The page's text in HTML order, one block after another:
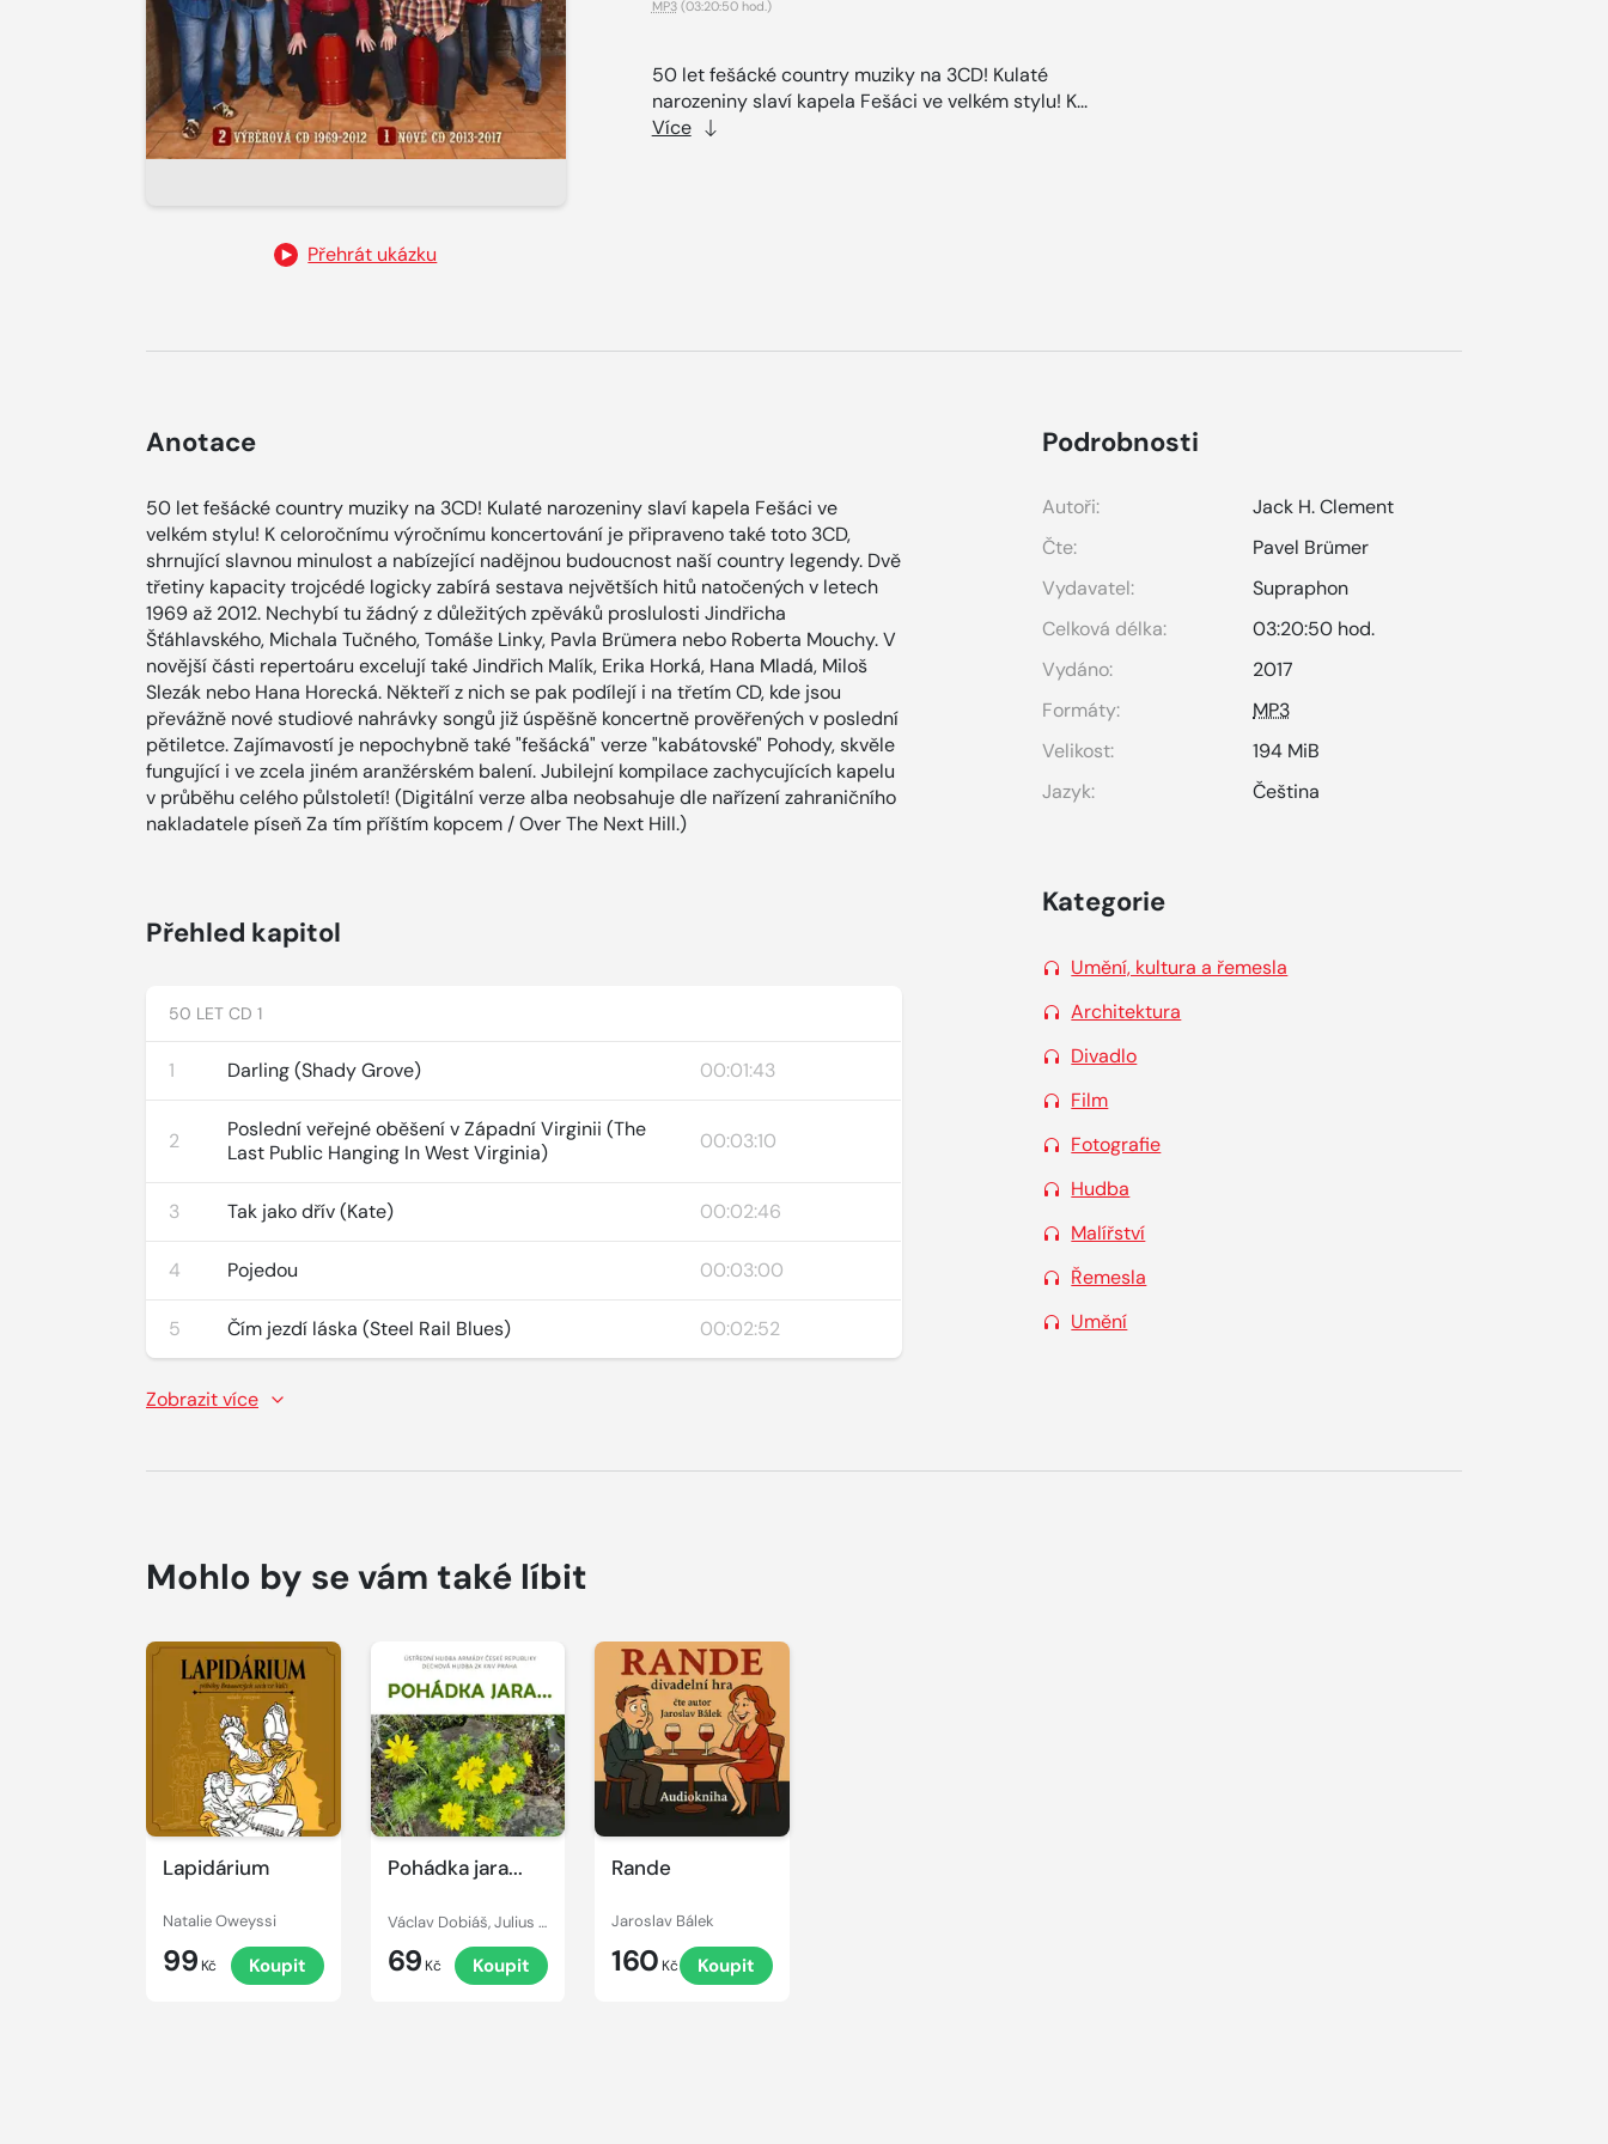
Přehrát ukázku
MP3(03:20:50 hod.)
50 let fešácké country muziky na 3CD! Kulaté
narozeniny slaví kapela Fešáci ve velkém stylu! K...
Více
Anotace
50 let fešácké country muziky na 3CD! Kulaté narozeniny slaví kapela Fešáci ve
velkém stylu! K celoročnímu výročnímu koncertování je připraveno také toto 3CD,
shrnující slavnou minulost a nabízející nadějnou budoucnost naší country legendy. Dvě
třetiny kapacity trojcédé logicky zabírá sestava největších hitů natočených v letech
1969 až 2012. Nechybí tu žádný z důležitých zpěváků proslulosti Jindřicha
Šťáhlavského, Michala Tučného, Tomáše Linky, Pavla Brümera nebo Roberta Mouchy. V
novější části repertoáru excelují také Jindřich Malík, Erika Horká, Hana Mladá, Miloš
Slezák nebo Hana Horecká. Někteří z nich se pak podílejí i na třetím CD, kde jsou
převážně nové studiové nahrávky songů již úspěšně koncertně prověřených v poslední
pětiletce. Zajímavostí je nepochybně také "fešácká" verze "kabátovské" Pohody, skvěle
fungující i ve zcela jiném aranžérském balení. Jubilejní kompilace zachycujících kapelu
v průběhu celého půlstoletí! (Digitální verze alba neobsahuje dle nařízení zahraničního
nakladatele píseň Za tím příštím kopcem / Over The Next Hill.)
Přehled kapitol
50 LET CD 1
1 Darling (Shady Grove) 00:01:43
2
Poslední veřejné oběšení v Západní Virginii (The
Last Public Hanging In West Virginia)
00:03:10
3 Tak jako dřív (Kate) 00:02:46
4 Pojedou 00:03:00
5 Čím jezdí láska (Steel Rail Blues) 00:02:52
Zobrazit více
Podrobnosti
Autoři:
Jack H. Clement
Čte:
Pavel Brümer
Vydavatel:
Supraphon
Celková délka:
03:20:50 hod.
Vydáno:
2017
Formáty:
MP3
Velikost:
194 MiB
Jazyk:
Čeština
Kategorie
Umění, kultura a řemesla
Architektura
Divadlo
Film
Fotografie
Hudba
Malířství
Řemesla
Umění
Mohlo by se vám také líbit
Lapidárium
Natalie Oweyssi
99 Kč Koupit
Přehrát
ukázku
Pohádka jara...
Václav Dobiáš, Julius Fučík, Vilém Kyral, Václav Vačkář, František Jánský, Rudolf Urbanec
69 Kč Koupit
Přehrát
ukázku
Rande
Jaroslav Bálek
160 Kč Koupit